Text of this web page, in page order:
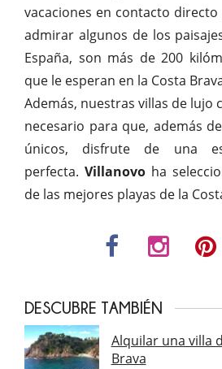
vacaciones en contacto
admirar algunos de los
España, son más de 200
que le esperan en la Costa
Además, nuestras villas de lujo
necesario para que, además
únicos, disfrute de una
perfecta. Villanovoha
de las mejores playas de la
DESCUBRE TAMBIÉN
Alquilar una villa
Brava